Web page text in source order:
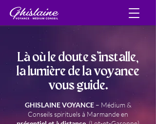
Là où le doute s’installe,
la lumière de la voyance
vous guide.
GHISLAINE VOYANCE– Médium &
Conseils spirituels à Marmande en